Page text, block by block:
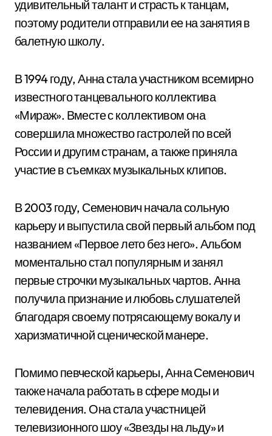
удивительный талант и страсть к танцам,
поэтому родители отправили ее на занятия в
балетную школу.
В 1994 году, Анна стала участником всемирно
известного танцевального коллектива
«Мираж». Вместе с коллективом она
совершила множество гастролей по всей
России и другим странам, а также приняла
участие в съемках музыкальных клипов.
В 2003 году, Семенович начала сольную
карьеру и выпустила свой первый альбом под
названием «Первое лето без него». Альбом
моментально стал популярным и занял
первые строчки музыкальных чартов. Анна
получила признание и любовь слушателей
благодаря своему потрясающему вокалу и
харизматичной сценической манере.
Помимо певческой карьеры, Анна Семенович
также начала работать в сфере моды и
телевидения. Она стала участницей
телевизионного шоу «Звезды на льду» и